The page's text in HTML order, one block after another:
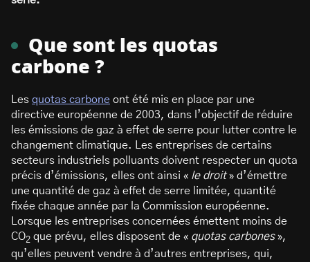
Que sont les quotas
carbone ?
Les quotas carbone ont été mis en place par une
directive européenne de 2003, dans l’objectif de réduire
les émissions de gaz à effet de serre pour lutter contre le
changement climatique. Les entreprises de certains
secteurs industriels polluants doivent respecter un quota
précis d’émissions, elles ont ainsi « le droit» d’émettre
une quantité de gaz à effet de serre limitée, quantité
fixée chaque année par la Commission européenne.
Lorsque les entreprises concernées émettent moins de
CO2 que prévu, elles disposent de « quotas carbones»,
qu’elles peuvent vendre à d’autres entreprises, qui,